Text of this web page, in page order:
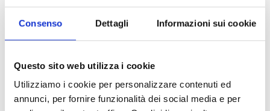
Consenso Dettagli Informazioni sui cookie
Questo sito web utilizza i cookie
Utilizziamo i cookie per personalizzare contenuti ed
annunci, per fornire funzionalità dei social media e per
Electronics Products and Services – CUP
B55H24002470007.
Il progetto